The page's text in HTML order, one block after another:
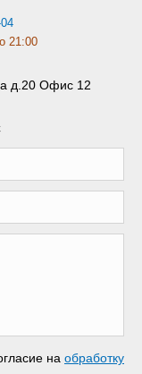
21:00
д.20 Офис 12
на обработку